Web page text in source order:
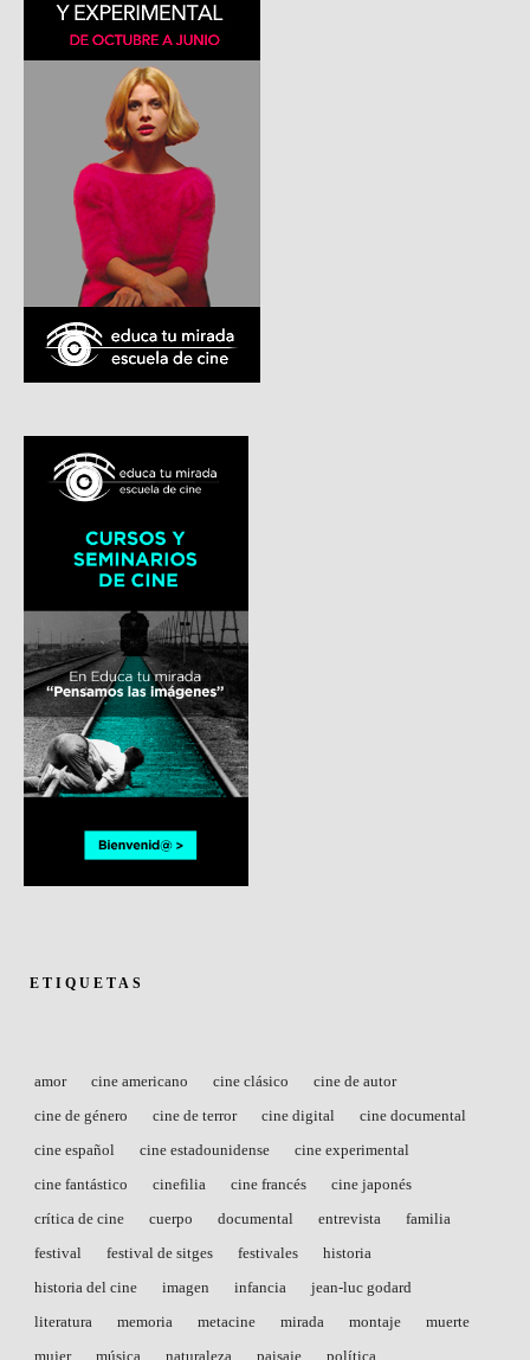
ETIQUETAS
amor cine americano cine clásico
cine de autor
cine de género
cine de terror cine digital
cine documental
cine español
cine estadounidense
cine experimental
cine fantástico
cinefilia cine francés
cine japonés
crítica de cine
cuerpo documental entrevista
familia
festival
festival de sitges festivales
historia
historia del cine
imagen infancia
jean-luc godard
literatura
memoria metacine mirada montaje
muerte
mujer
música naturaleza paisaje política